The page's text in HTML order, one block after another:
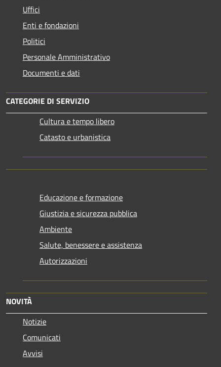
Uffici
Enti e fondazioni
Politici
Personale Amministrativo
Documenti e dati
CATEGORIE DI SERVIZIO
Cultura e tempo libero
Catasto e urbanistica
Educazione e formazione
Giustizia e sicurezza pubblica
Ambiente
Salute, benessere e assistenza
Autorizzazioni
NOVITÀ
Notizie
Comunicati
Avvisi